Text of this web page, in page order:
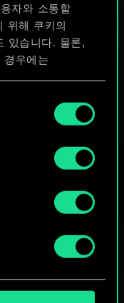
자와 소통할
위해 쿠키의
있습니다. 물론,
경우에는
련 설정은 아래의